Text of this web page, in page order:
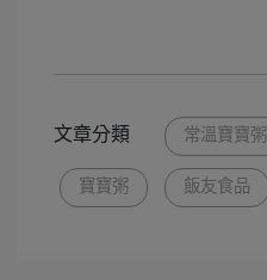
文章分類 常溫寶寶粥
寶寶粥 飯友食品